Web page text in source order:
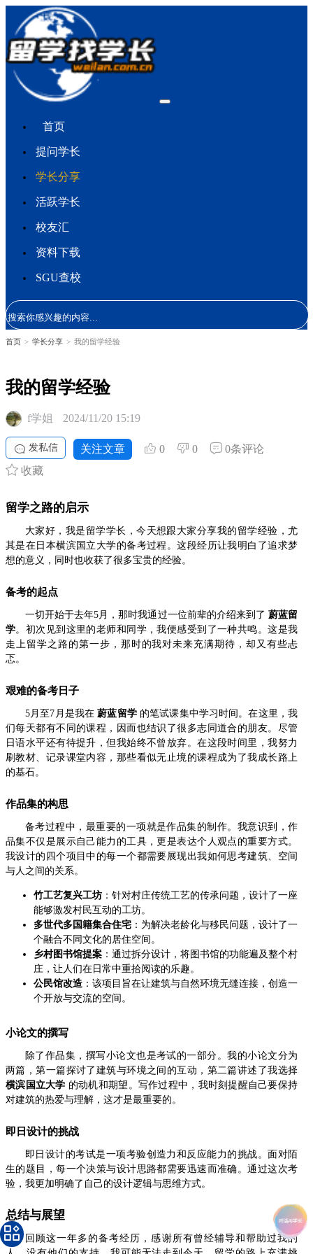
首页
提问学长
学长分享
活跃学长
校友汇
资料下载
SGU查校
首页 > 学长分享 > 我的留学经验
我的留学经验
f学姐 2024/11/20 15:19
发私信 关注文章 0 0
0条评论
收藏
留学之路的启示
大家好，我是留学学长，今天想跟大家分享我的留学经验，尤
其是在日本横滨国立大学的备考过程。这段经历让我明白了追求梦
想的意义，同时也收获了很多宝贵的经验。
备考的起点
一切开始于去年5月，那时我通过一位前辈的介绍来到了 蔚蓝留
学。初次见到这里的老师和同学，我便感受到了一种共鸣。这是我
走上留学之路的第一步，那时的我对未来充满期待，却又有些忐
忑。
艰难的备考日子
5月至7月是我在蔚蓝留学的笔试课集中学习时间。在这里，我
们每天都有不同的课程，因而也结识了很多志同道合的朋友。尽管
日语水平还有待提升，但我始终不曾放弃。在这段时间里，我努力
刷教材、记录课堂内容，那些看似无止境的课程成为了我成长路上
的基石。
作品集的构思
备考过程中，最重要的一项就是作品集的制作。我意识到，作
品集不仅是展示自己能力的工具，更是表达个人观点的重要方式。
我设计的四个项目中的每一个都需要展现出我如何思考建筑、空间
与人之间的关系。
竹工艺复兴工坊 ：针对村庄传统工艺的传承问题，设计了一座
能够激发村民互动的工坊。
多世代多国籍集合住宅 ：为解决老龄化与移民问题，设计了一
个融合不同文化的居住空间。
乡村图书馆提案 ：通过拆分设计，将图书馆的功能遍及整个村
庄，让人们在日常中重拾阅读的乐趣。
公民馆改造 ：该项目旨在让建筑与自然环境无缝连接，创造一
个开放与交流的空间。
小论文的撰写
除了作品集，撰写小论文也是考试的一部分。我的小论文分为
两篇，第一篇探讨了建筑与环境之间的互动，第二篇讲述了我选择
横滨国立大学 的动机和期望。写作过程中，我时刻提醒自己要保持
对建筑的热爱与理解，这才是最重要的。
即日设计的挑战
即日设计的考试是一项考验创造力和反应能力的挑战。面对陌
生的题目，每一个决策与设计思路都需要迅速而准确。通过这次考
验，我更加明确了自己的设计逻辑与思维方式。
总结与展望
回顾这一年多的备考经历，感谢所有曾经辅导和帮助过我的